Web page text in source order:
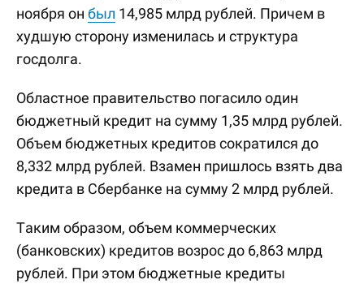
ноября он был 14,985 млрд рублей. Причем в
худшую сторону изменилась и структура
госдолга.
Областное правительство погасило один
бюджетный кредит на сумму 1,35 млрд рублей.
Объем бюджетных кредитов сократился до
8,332 млрд рублей. Взамен пришлось взять два
кредита в Сбербанке на сумму 2 млрд рублей.
Таким образом, объем коммерческих
(банковских) кредитов возрос до 6,863 млрд
рублей. При этом бюджетные кредиты